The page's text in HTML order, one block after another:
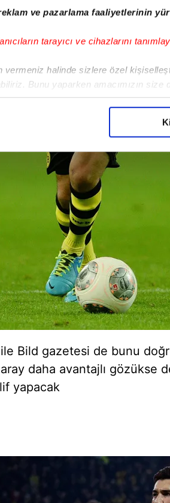
ve pazarlama faaliyetlerinin
tarayıcı ve cihazlarını
vermeniz halinde sizlere özel
Bunu yaparken amacımızın
adına elimizden gelen çabayı
hizmet sunabilmek için İnternet
çeşitli kişisel verileriniz işlenmekte
Diğer çerezler, sitemizin
faaliyetlerinin yapılması, amaçlarıyla
tercihlerinizi aşağıda yer alan panel
Çerez Bilgilendirme Metnimizi
Verilerin Korunması Kanunu
olarak kullanılan çerezlerle ilgili bilgi
Bild gazetesi de bunu
daha avantajlı gözükse
yapacak